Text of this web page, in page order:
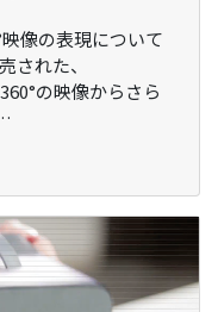
像の表現について
された、
の映像からさら